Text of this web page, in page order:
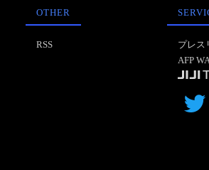
OTHER
RSS
プレス
AFP